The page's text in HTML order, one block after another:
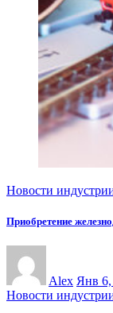
Новости
Приобретение
Alex Янв 6,
Новости